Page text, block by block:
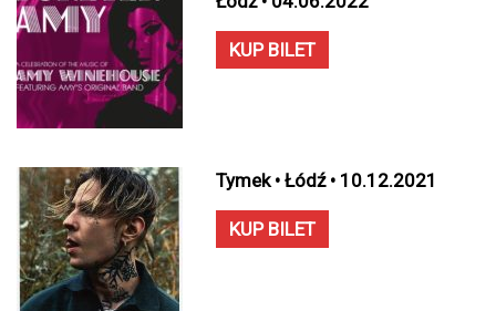
KUP BILET
Tymek • Łódź • 10.12.2021
KUP BILET